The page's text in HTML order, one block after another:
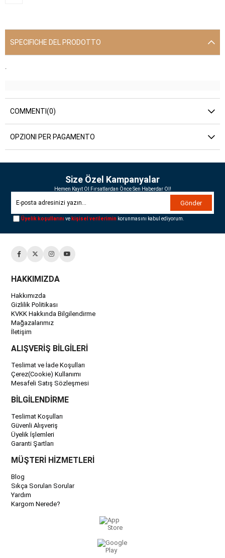
SPECIFICHE DEL PRODOTTO
.
COMMENTI (0)
OPZIONI PER PAGAMENTO
Size Özel Kampanyalar
Hemen Kayıt Ol Fırsatlardan Önce Sen Haberdar Ol!
Gönder
Üyelik koşullarınıve kişisel verilerimin korunmasını kabul ediyorum.
HAKKIMIZDA
Hakkımızda
Gizlilik Politikası
KVKK Hakkında Bilgilendirme
Mağazalarımız
İletişim
ALIŞVERİŞ BİLGİLERİ
Teslimat ve İade Koşulları
Çerez(Cookie) Kullanımı
Mesafeli Satış Sözleşmesi
BİLGİLENDİRME
Teslimat Koşulları
Güvenli Alışveriş
Üyelik İşlemleri
Garanti Şartları
MÜŞTERİ HİZMETLERİ
Blog
Sıkça Sorulan Sorular
Yardım
Kargom Nerede?